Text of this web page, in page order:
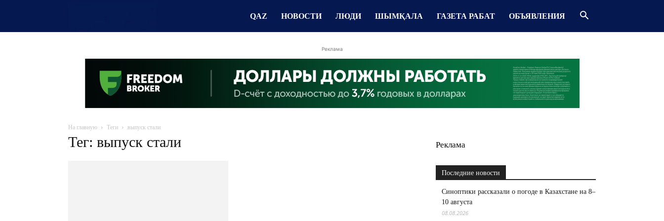
QAZ НОВОСТИ ЛЮДИ ШЫМҚАЛА ГАЗЕТА РАБАТ ОБЪЯВЛЕНИЯ
Реклама
На главную Теги выпуск стали
Тег: выпуск стали Реклама
Последние новости
Синоптики рассказали о погоде в Казахстане на 8–
10 августа
08.08.2026